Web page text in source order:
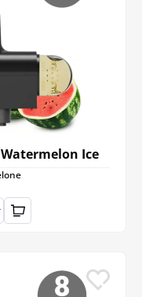
Watermelon Ice